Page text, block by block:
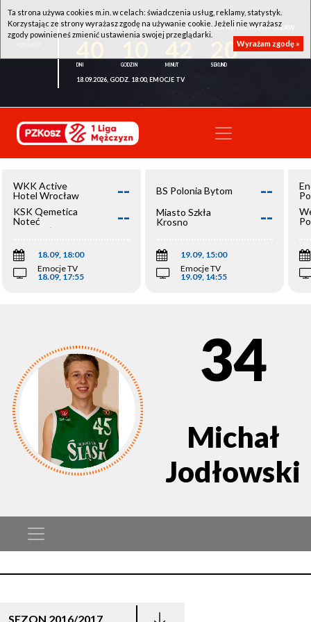
WKK ACTIVE HOTEL WROCŁAW - KSK QEMETICA NOTEĆ INOWROCŁAW
20
18.09.2026, GODZ. 18:00, EMOCJE TV
WKK Active
Hotel Wrocław
--
KSK Qemetica
Noteć
Inowrocław
--
18.09, 18:00
Emocje TV
18.09, 17:55
BS Polonia Bytom --
Miasto Szkła
Krosno
--
19.09, 15:00
Emocje TV
19.09, 14:55
34
Michał
Jodłowski
SEZON 2016/2017
Ta strona używa cookies m.in. w celach: świadczenia usług, reklamy, statystyk.
Korzystając ze strony wyrażasz zgodę na używanie cookie. Jeżeli nie wyrażasz
zgody powinieneś zmienić ustawienia swojej przeglądarki.
Wyrażam zgodę »